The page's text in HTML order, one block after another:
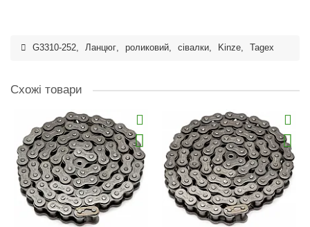
G3310-252, Ланцюг, роликовий, сівалки, Kinze, Tagex
Схожі товари